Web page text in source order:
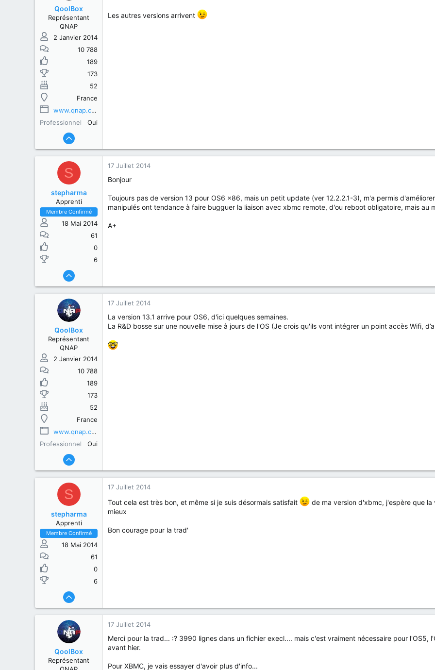
QoolBox
Représentant
QNAP
2 Janvier 2014
10 788
189
173
52
France
www.qnap.com
Professionnel
Oui
Les autres versions arrivent
S
stepharma
Apprenti
Membre Confirmé
18 Mai 2014
61
0
6
17 Juillet 2014
Bonjour
Toujours pas de version 13 pour OS6 x86, mais un petit update (ver 12.2.2.1-3), m'a permis
manipulés ont tendance à faire bugguer la liaison avec xbmc remote, d'ou reboot obligatoire, mais au
A+
QoolBox
Représentant
QNAP
2 Janvier 2014
10 788
189
173
52
France
www.qnap.com
Professionnel
Oui
17 Juillet 2014
La version 13.1 arrive pour OS6, d'ici quelques semaines.
La R&D bosse sur une nouvelle mise à jours de l'OS (Je crois qu'ils vont intégrer un point accès Wifi,
S
stepharma
Apprenti
Membre Confirmé
18 Mai 2014
61
0
6
17 Juillet 2014
Tout cela est très bon, et même si je suis désormais satisfait
de ma version d'xbmc, j'espère que la
mieux
Bon courage pour la trad'
QoolBox
Représentant
17 Juillet 2014
Merci pour la trad... :? 3990 lignes dans un fichier execl.... mais c'est vraiment nécessaire pour l'OS5,
avant hier.
Pour XBMC, je vais essayer d'avoir plus d'info...